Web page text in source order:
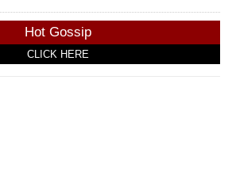
Hot Gossip
CLICK HERE